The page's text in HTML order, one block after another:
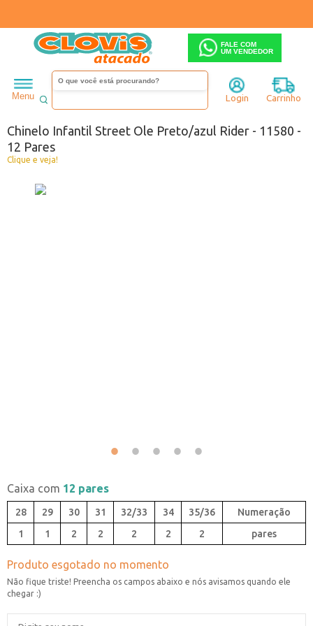
FALE COM
UM VENDEDOR
Menu Login Carrinho
Infantil Menino Chinelo
Chinelo Infantil Street Ole Preto/azul Rider - 11580 -
12 Pares
Clique e veja!
Caixa com 12 pares
28 29 30 31 32/33 34
35/36
1
1 2 2 2 2 2 pares